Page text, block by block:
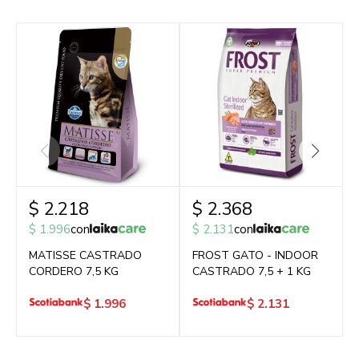
$ 2.218
$ 1.996con
MATISSE CASTRADO
CORDERO 7,5 KG
$ 1.996
$ 2.368
$ 2.131con
FROST GATO - INDOOR
CASTRADO 7,5 + 1 KG
$ 2.131